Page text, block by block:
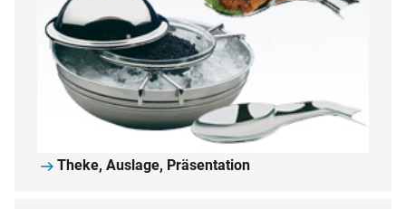
Theke, Auslage, Präsentation